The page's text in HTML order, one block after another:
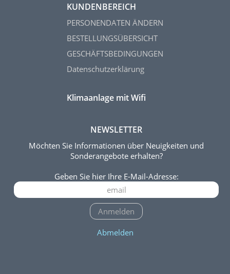
KUNDENBEREICH
PERSONENDATEN ÄNDERN
BESTELLUNGSÜBERSICHT
GESCHÄFTSBEDINGUNGEN
Datenschutzerklärung
Klimaanlage mit Wifi
NEWSLETTER
Möchten Sie Informationen über Neuigkeiten und
Sonderangebote erhalten?
Geben Sie hier Ihre E-Mail-Adresse:
Anmelden
Abmelden